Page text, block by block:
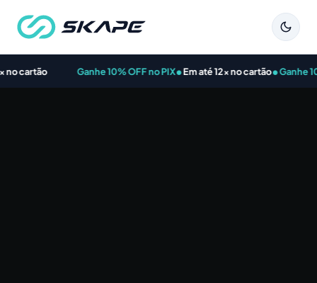
Ganhe 10% OFF no PIX•Em até 12x no cartão•Ganhe 10%